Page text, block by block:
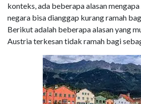
konteks, ada beberapa alasan
negara bisa dianggap kurang ramah
Berikut adalah beberapa alasan yang
Austria terkesan tidak ramah bagi